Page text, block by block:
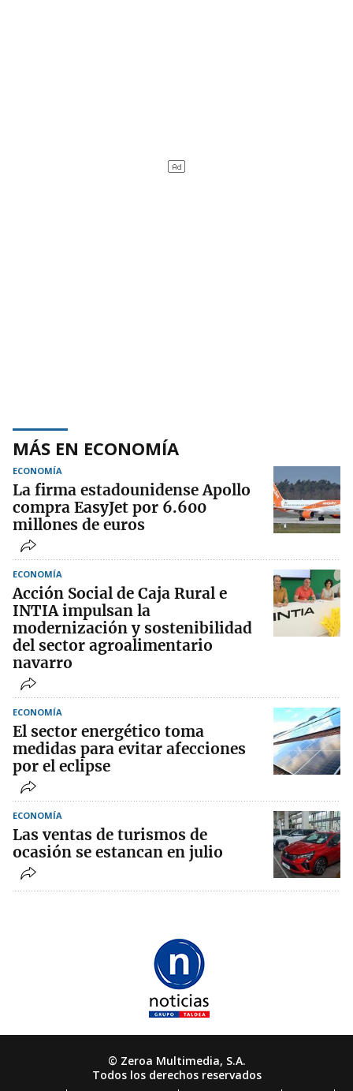
MÁS EN ECONOMÍA
ECONOMÍA
La firma estadounidense Apollo
compra EasyJet por 6.600
millones de euros
ECONOMÍA
Acción Social de Caja Rural e
INTIA impulsan la
modernización y sostenibilidad
del sector agroalimentario
navarro
ECONOMÍA
El sector energético toma
medidas para evitar afecciones
por el eclipse
ECONOMÍA
Las ventas de turismos de
ocasión se estancan en julio
© Zeroa Multimedia, S.A.
Todos los derechos reservados